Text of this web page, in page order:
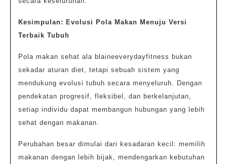
Kesimpulan: Evolusi Pola Makan Menuju Versi
Terbaik Tubuh
Pola makan sehat ala blaineeverydayfitness bukan
sekadar aturan diet, tetapi sebuah sistem yang
mendukung evolusi tubuh secara menyeluruh. Dengan
pendekatan progresif, fleksibel, dan berkelanjutan,
setiap individu dapat membangun hubungan yang lebih
sehat dengan makanan.
Perubahan besar dimulai dari kesadaran kecil: memilih
makanan dengan lebih bijak, mendengarkan kebutuhan